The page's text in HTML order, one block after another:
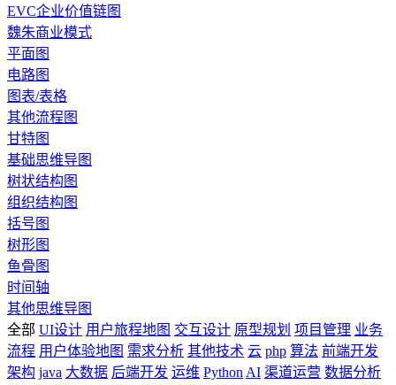
EVC企业价值链图
魏朱商业模式
平面图
电路图
图表/表格
其他流程图
甘特图
基础思维导图
树状结构图
组织结构图
括号图
树形图
鱼骨图
时间轴
其他思维导图
全部 UI设计 用户旅程地图 交互设计 原型规划 项目管理 业务
流程 用户体验地图 需求分析 其他技术 云 php 算法 前端开发
架构 java 大数据 后端开发 运维 Python AI 渠道运营 数据分析